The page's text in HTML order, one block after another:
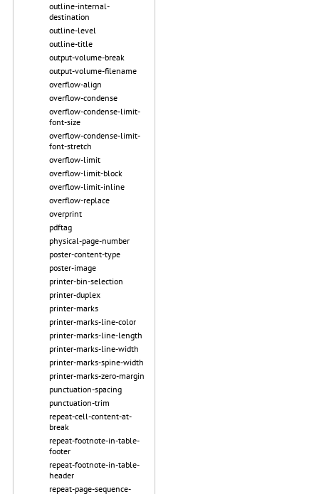
outline-internal-
destination
outline-level
outline-title
output-volume-break
output-volume-filename
overflow-align
overflow-condense
overflow-condense-limit-
font-size
overflow-condense-limit-
font-stretch
overflow-limit
overflow-limit-block
overflow-limit-inline
overflow-replace
overprint
pdftag
physical-page-number
poster-content-type
poster-image
printer-bin-selection
printer-duplex
printer-marks
printer-marks-line-color
printer-marks-line-length
printer-marks-line-width
printer-marks-spine-width
printer-marks-zero-margin
punctuation-spacing
punctuation-trim
repeat-cell-content-at-
break
repeat-footnote-in-table-
footer
repeat-footnote-in-table-
header
repeat-page-sequence-